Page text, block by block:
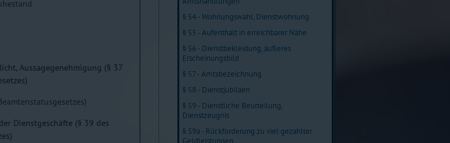
Aussagegenehmigung (§ 37
Dienstgeschäfte (§ 39 des
§ 54 - Wohnungswahl, Dienstwohnung
§ 55 - Aufenthalt in erreichbarer Nähe
§ 56 - Dienstbekleidung, äußeres
Erscheinungsbild
§ 57 - Amtsbezeichnung
§ 58 - Dienstjubiläen
§ 59 - Dienstliche Beurteilung,
Dienstzeugnis
§ 59a - Rückforderung zu viel gezahlter
Geldleistungen